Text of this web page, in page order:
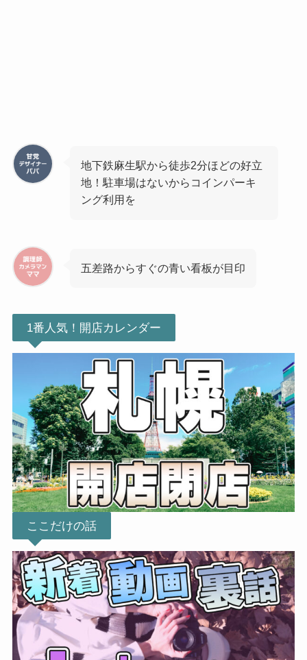
地下鉄麻生駅から徒歩2分ほどの好立
地！駐車場はないからコインパーキ
ング利用を
五差路からすぐの青い看板が目印
1番人気！開店カレンダー
ここだけの話